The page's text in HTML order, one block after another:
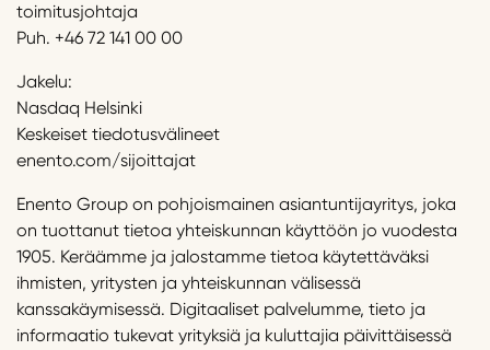
toimitusjohtaja
Puh. +46 72 141 00 00
Jakelu:
Nasdaq Helsinki
Keskeiset tiedotusvälineet
enento.com/sijoittajat
Enento Group on pohjoismainen asiantuntijayritys, joka
on tuottanut tietoa yhteiskunnan käyttöön jo vuodesta
1905. Keräämme ja jalostamme tietoa käytettäväksi
ihmisten, yritysten ja yhteiskunnan välisessä
kanssakäymisessä. Digitaaliset palvelumme, tieto ja
informaatio tukevat yrityksiä ja kuluttajia päivittäisessä